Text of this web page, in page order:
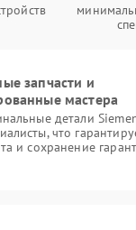
запчасти и
мастера
детали
что
и сохранение